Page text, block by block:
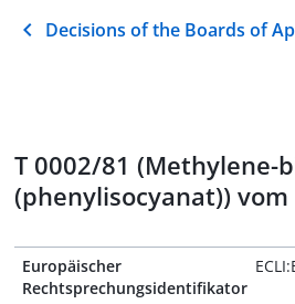
Decisions of the Boards of
T 0002/81 (Methylene-
(phenylisocyanat)) vom
Europäischer
Rechtsprechungsidentifikator